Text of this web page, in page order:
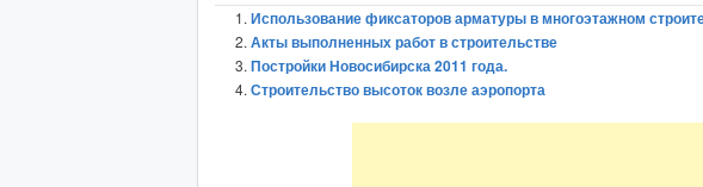
Использование фиксаторов арматуры в многоэтажном
Акты выполненных работ в строительстве
Постройки Новосибирска 2011 года.
Строительство высоток возле аэропорта